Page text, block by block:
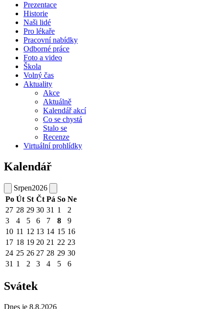
Prezentace
Historie
Naši lidé
Pro lékaře
Pracovní nabídky
Odborné práce
Foto a video
Škola
Volný čas
Aktuality
Akce
Aktuálně
Kalendář akcí
Co se chystá
Stalo se
Recenze
Virtuální prohlídky
Kalendář
Srpen2026
Po Út St Čt Pá So Ne
27 28 29 30 31 1
2
3
4 5 6 7 8
9
10 11 12 13 14 15 16
17 18 19 20 21 22 23
24 25 26 27 28 29 30
31 1 2 3 4 5 6
Svátek
Dnes je 8.8.2026